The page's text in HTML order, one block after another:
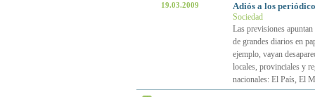
19.03.2009 Adiós a los
Sociedad
Las previsiones
de grandes diarios en
ejemplo, vayan
locales, provinciales y
nacionales: El País, El